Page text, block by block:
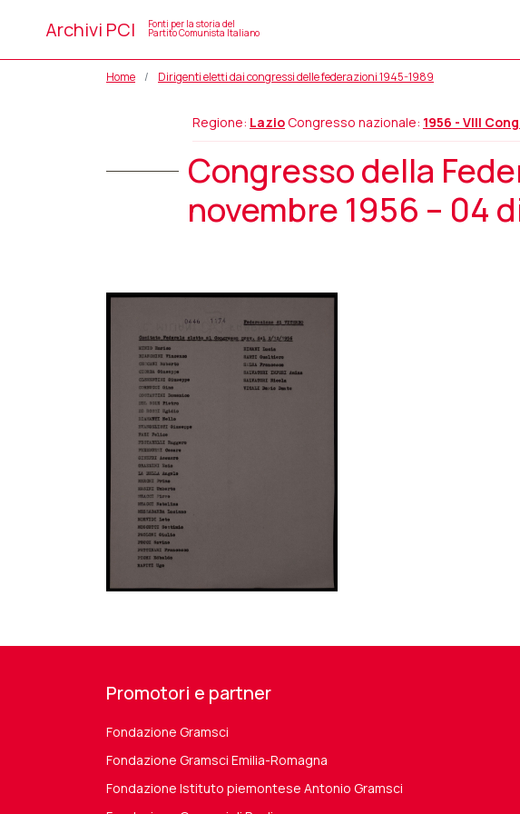
Archivi PCI Fonti per la storia del
Partito Comunista Italiano
Home Dirigenti eletti dai congressi delle federazioni 1945-1989
Regione: LazioCongresso nazionale: 1956 - VIII
Congresso della
novembre 1956 – 04
Promotori e partner
Fondazione Gramsci
Fondazione Gramsci Emilia-Romagna
Fondazione Istituto piemontese Antonio Gramsci